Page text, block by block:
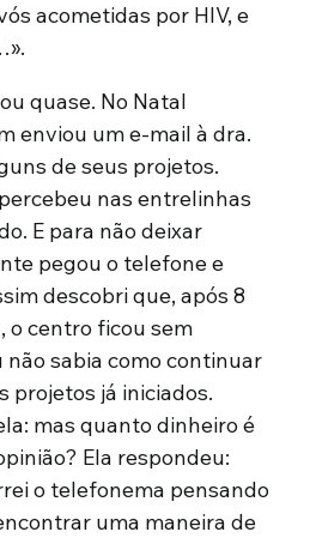
acometidas por HIV, e
quase. No Natal
enviou um e-mail à dra.
de seus projetos.
nas entrelinhas
E para não deixar
pegou o telefone e
descobri que, após 8
o centro ficou sem
não sabia como continuar
projetos já iniciados.
mas quanto dinheiro é
Ela respondeu:
o telefonema pensando
uma maneira de